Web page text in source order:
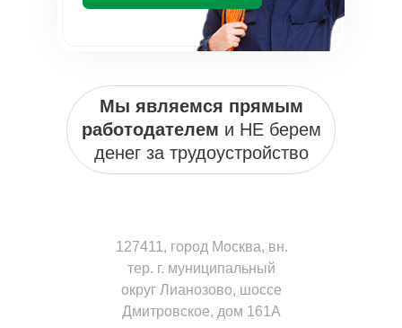
Мы являемся прямым
работодателем и НЕ берем
денег за трудоустройство
127411, город Москва, вн.
тер. г. муниципальный
округ Лианозово, шоссе
Дмитровское, дом 161А